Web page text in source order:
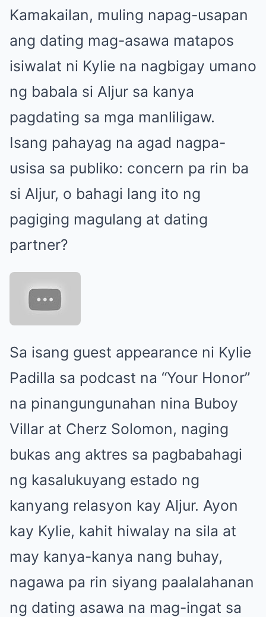
Kamakailan, muling napag-usapan
ang dating mag-asawa matapos
isiwalat ni Kylie na nagbigay umano
ng babala si Aljur sa kanya
pagdating sa mga manliligaw.
Isang pahayag na agad nagpa-
usisa sa publiko: concern pa rin ba
si Aljur, o bahagi lang ito ng
pagiging magulang at dating
partner?
Sa isang guest appearance ni Kylie
Padilla sa podcast na “Your Honor”
na pinangungunahan nina Buboy
Villar at Cherz Solomon, naging
bukas ang aktres sa pagbabahagi
ng kasalukuyang estado ng
kanyang relasyon kay Aljur. Ayon
kay Kylie, kahit hiwalay na sila at
may kanya-kanya nang buhay,
nagawa pa rin siyang paalalahanan
ng dating asawa na mag-ingat sa